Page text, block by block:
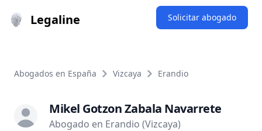
Legaline Solicitar abogado
Abogados en España Vizcaya Erandio
Mikel Gotzon Zabala Navarrete
Abogado en Erandio (Vizcaya)